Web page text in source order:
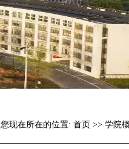
您现在所在的位置: 首页 >> 学院